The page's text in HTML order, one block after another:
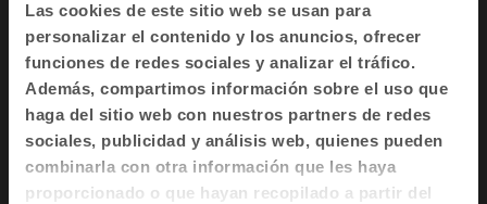
Las cookies de este sitio web se usan para
personalizar el contenido y los anuncios, ofrecer
funciones de redes sociales y analizar el tráfico.
Además, compartimos información sobre el uso que
haga del sitio web con nuestros partners de redes
sociales, publicidad y análisis web, quienes pueden
combinarla con otra información que les haya
proporcionado o que hayan recopilado a partir del
BS 5852:2006
La norma BS 5852:2006 es un estándar británico
que establece los métodos de prueba para
evaluar la resistencia a la ignición de materiales
de tapicería, como tejidos, espumas y otros
rellenos, frente a diversas fuentes de fuego. Esta
norma es ampliamente utilizada en la industria
del mobiliario para garantizar la seguridad contra